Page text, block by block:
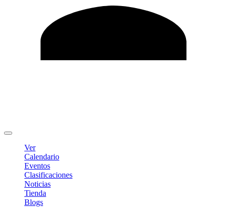
Ver
Calendario
Eventos
Clasificaciones
Noticias
Tienda
Blogs